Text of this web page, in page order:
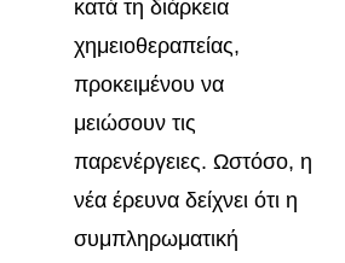
κατά τη διάρκεια
χημειοθεραπείας,
προκειμένου να
μειώσουν τις
παρενέργειες. Ωστόσο, η
νέα έρευνα δείχνει ότι η
συμπληρωματική